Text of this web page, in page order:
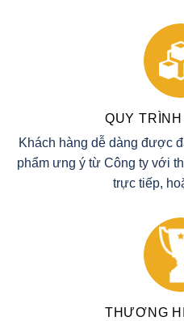
QUY
Khách hàng dễ dàng được
phẩm ưng ý từ Công ty với
trực tiếp,
THƯƠNG